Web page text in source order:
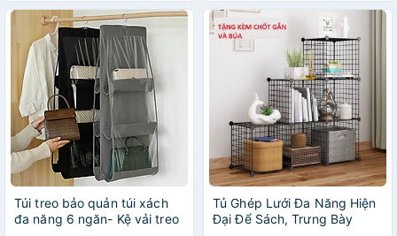
Túi treo bảo quản túi xách
đa năng 6 ngăn- Kệ vải treo
Tủ Ghép Lưới Đa Năng Hiện
Đại Để Sách, Trưng Bày